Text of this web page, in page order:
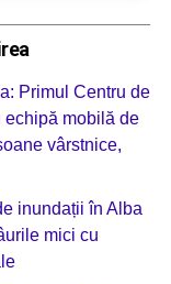
Primul Centru de
echipă mobilă de
vârstnice,
inundații în Alba
mici cu